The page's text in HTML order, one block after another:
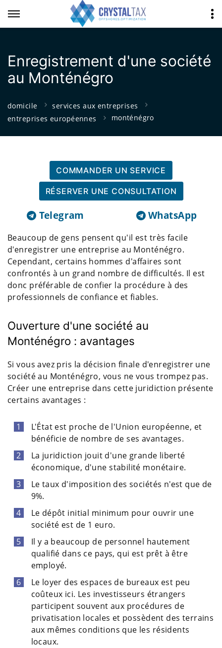
Enregistrement d'une société
au Monténégro
domicile
services aux entreprises
entreprises européennes
monténégro
COMMANDER UN SERVICE
RÉSERVER UNE CONSULTATION
Telegram WhatsApp
Beaucoup de gens pensent qu'il est très facile
d'enregistrer une entreprise au Monténégro.
Cependant, certains hommes d'affaires sont
confrontés à un grand nombre de difficultés. Il est
donc préférable de confier la procédure à des
professionnels de confiance et fiables.
Ouverture d'une société au
Monténégro : avantages
Si vous avez pris la décision finale d'enregistrer une
société au Monténégro, vous ne vous trompez pas.
Créer une entreprise dans cette juridiction présente
certains avantages :
L'État est proche de l'Union européenne, et
bénéficie de nombre de ses avantages.
La juridiction jouit d'une grande liberté
économique, d'une stabilité monétaire.
Le taux d'imposition des sociétés n'est que de
9%.
Le dépôt initial minimum pour ouvrir une
société est de 1 euro.
Il y a beaucoup de personnel hautement
qualifié dans ce pays, qui est prêt à être
employé.
Le loyer des espaces de bureaux est peu
coûteux ici. Les investisseurs étrangers
participent souvent aux procédures de
privatisation locales et possèdent des terrains
aux mêmes conditions que les résidents
locaux.